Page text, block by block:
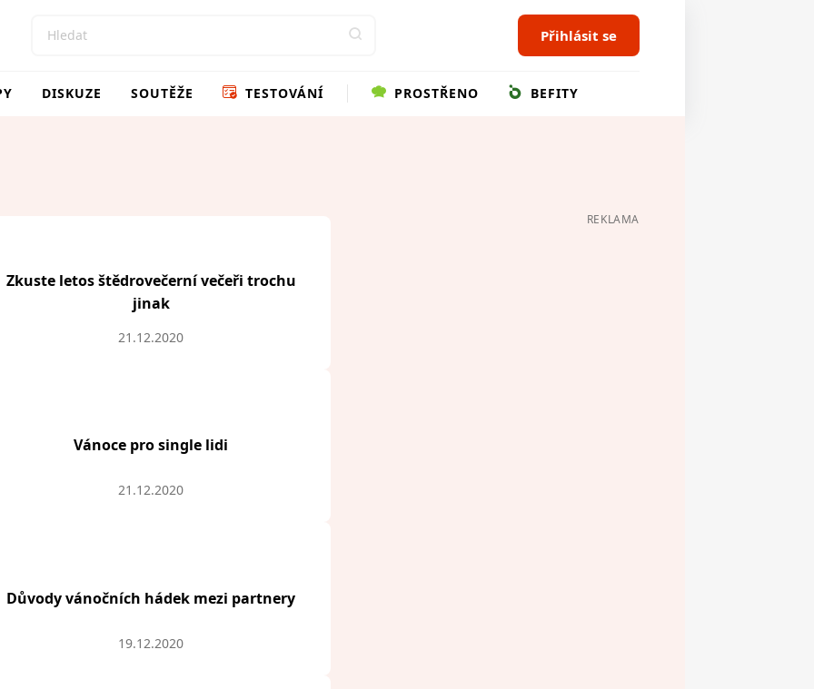
Přihlásit se
DISKUZE SOUTĚŽE TESTOVÁNÍ PROSTŘENO BEFITY
Zkuste letos štědrovečerní večeři trochu
jinak
21.12.2020
Vánoce pro single lidi
21.12.2020
Důvody vánočních hádek mezi partnery
19.12.2020
REKLAMA